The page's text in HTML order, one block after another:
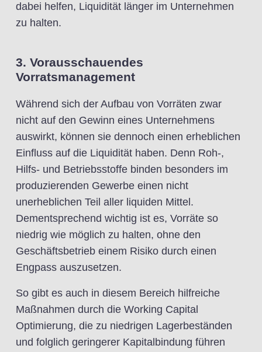
dabei helfen, Liquidität länger im Unternehmen
zu halten.
3. Vorausschauendes
Vorratsmanagement
Während sich der Aufbau von Vorräten zwar
nicht auf den Gewinn eines Unternehmens
auswirkt, können sie dennoch einen erheblichen
Einfluss auf die Liquidität haben. Denn Roh-,
Hilfs- und Betriebsstoffe binden besonders im
produzierenden Gewerbe einen nicht
unerheblichen Teil aller liquiden Mittel.
Dementsprechend wichtig ist es, Vorräte so
niedrig wie möglich zu halten, ohne den
Geschäftsbetrieb einem Risiko durch einen
Engpass auszusetzen.
So gibt es auch in diesem Bereich hilfreiche
Maßnahmen durch die Working Capital
Optimierung, die zu niedrigen Lagerbeständen
und folglich geringerer Kapitalbindung führen